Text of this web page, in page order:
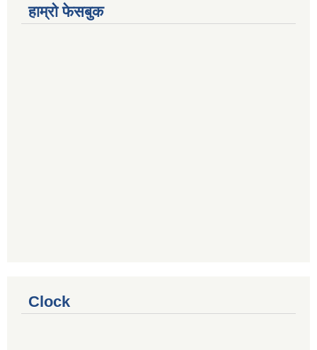
हाम्रो फेसबुक
Clock